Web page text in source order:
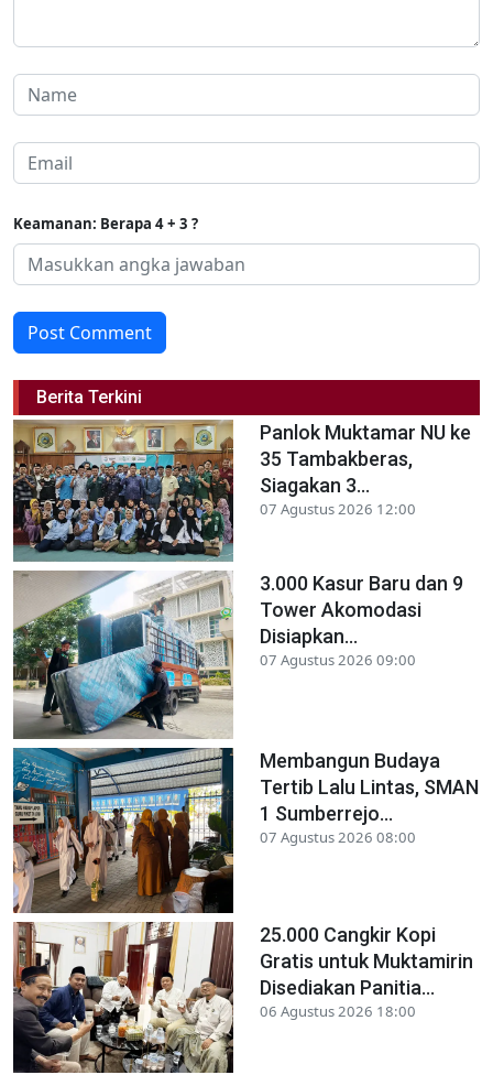
Keamanan: Berapa 4 + 3 ?
Post Comment
Berita Terkini
Panlok Muktamar NU ke
35 Tambakberas,
Siagakan 3...
07 Agustus 2026 12:00
3.000 Kasur Baru dan 9
Tower Akomodasi
Disiapkan...
07 Agustus 2026 09:00
Membangun Budaya
Tertib Lalu Lintas, SMAN
1 Sumberrejo...
07 Agustus 2026 08:00
25.000 Cangkir Kopi
Gratis untuk Muktamirin
Disediakan Panitia...
06 Agustus 2026 18:00